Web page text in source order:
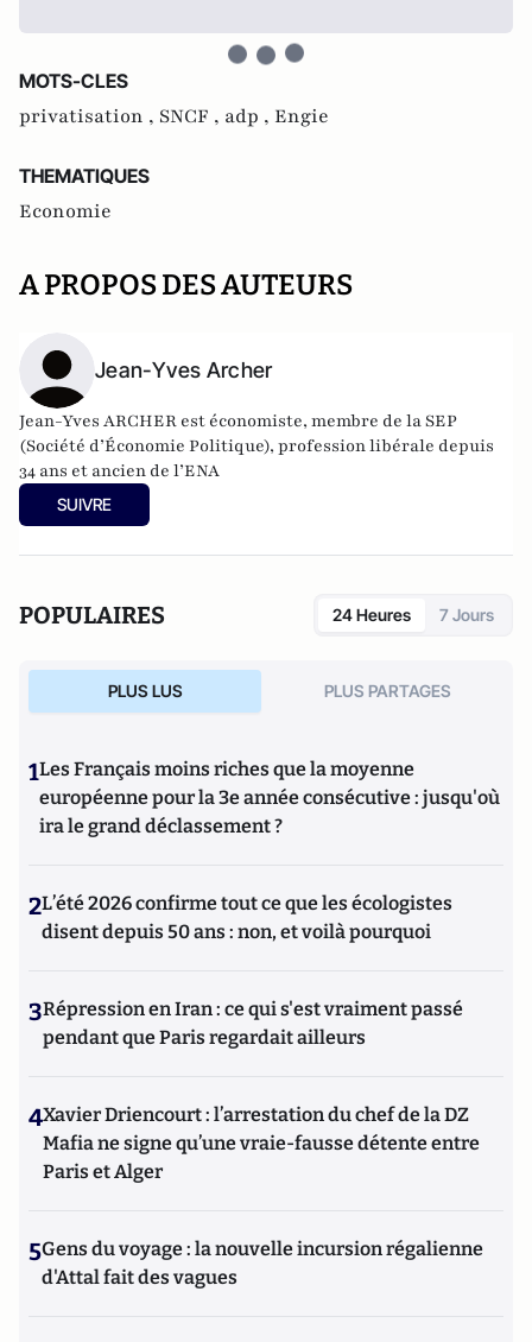
MOTS-CLES
privatisation , SNCF , adp , Engie
THEMATIQUES
Economie
A PROPOS DES AUTEURS
Jean-Yves Archer
Jean-Yves ARCHER est économiste, membre de la SEP
(Société d’Économie Politique), profession libérale depuis
34 ans et ancien de l’ENA
SUIVRE
POPULAIRES 24 Heures 7 Jours
PLUS LUS PLUS PARTAGES
1Les Français moins riches que la moyenne
européenne pour la 3e année consécutive : jusqu'où
ira le grand déclassement ?
2L’été 2026 confirme tout ce que les écologistes
disent depuis 50 ans : non, et voilà pourquoi
3Répression en Iran : ce qui s'est vraiment passé
pendant que Paris regardait ailleurs
4Xavier Driencourt : l’arrestation du chef de la DZ
Mafia ne signe qu’une vraie-fausse détente entre
Paris et Alger
5Gens du voyage : la nouvelle incursion régalienne
d'Attal fait des vagues